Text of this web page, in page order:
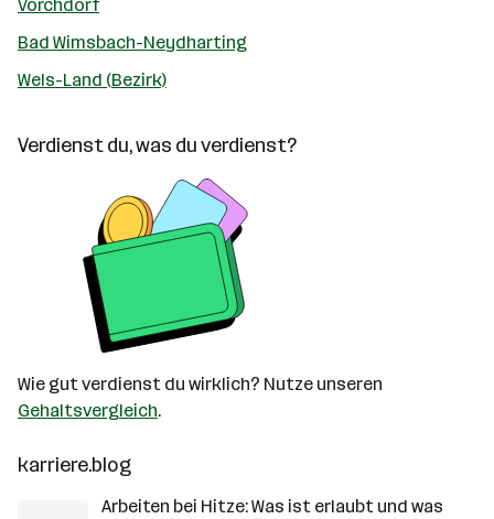
Vorchdorf
Bad Wimsbach-Neydharting
Wels-Land (Bezirk)
Verdienst du, was du verdienst?
Wie gut verdienst du wirklich? Nutze unseren
Gehaltsvergleich.
karriere.blog
Arbeiten bei Hitze: Was ist erlaubt und was